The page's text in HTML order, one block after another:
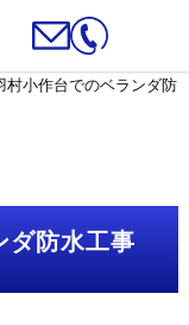
村小作台でのベランダ防
ダ防水工事